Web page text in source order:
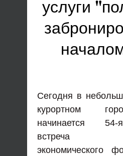
услуги
Сегодня в
курортном
начинается
встреча
экономического